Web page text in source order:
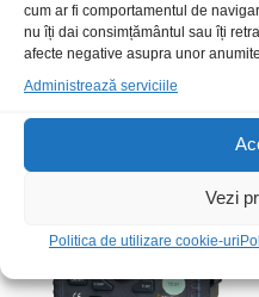
cum ar fi comportamentul de
nu îți dai consimțământul sau îți
afecte negative asupra unor
Administrează serviciile
Vezi
Politica de utilizare cookie-uri
Multim Maxwell 25521 BT
339,00 /Buc